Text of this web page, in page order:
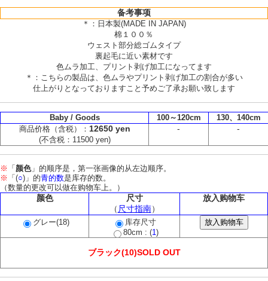
备考事项
＊：日本製(MADE IN JAPAN)
棉１００％
ウェスト部分総ゴムタイプ
裏起毛に近い素材です
色ムラ加工、プリント剥げ加工になってます
＊：こちらの製品は、色ムラやプリント剥げ加工の割合が多い
仕上がりとなっておりますこと予めご了承お願い致します
Baby / Goods 100～120cm
130、140cm
商品价格（含税）： 12650 yen
(不含税：11500 yen)
- -
※ 「 颜色」的顺序是，第一张画像的从左边顺序。
※ 「(○)」的青的数是库存的数。
（数量的更改可以做在购物车上。）
颜色
尺寸
（ 尺寸指南）
放入购物车
グレー(18)
库存尺寸
80cm : (1)
ブラック(10)SOLD OUT